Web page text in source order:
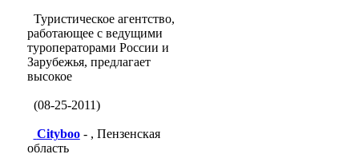
Туристическое агентство,
работающее с ведущими
туроператорами России и
Зарубежья, предлагает
высокое
(08-25-2011)
Cityboo- , Пензенская
область